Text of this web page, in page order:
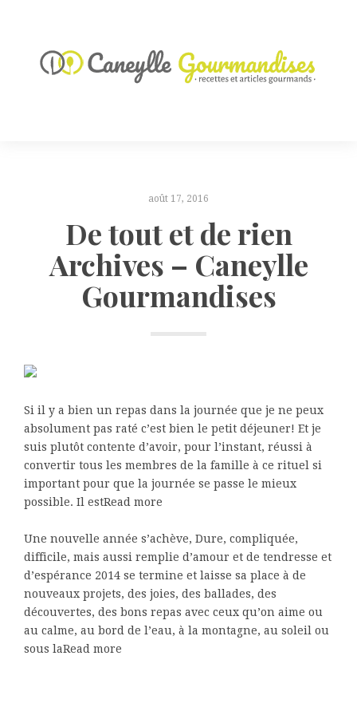
août 17, 2016
De tout et de rien
Archives – Caneylle
Gourmandises
Si il y a bien un repas dans la journée que je ne peux
absolument pas raté c’est bien le petit déjeuner! Et je
suis plutôt contente d’avoir, pour l’instant, réussi à
convertir tous les membres de la famille à ce rituel si
important pour que la journée se passe le mieux
possible. Il estRead more
Une nouvelle année s’achève, Dure, compliquée,
difficile, mais aussi remplie d’amour et de tendresse et
d’espérance 2014 se termine et laisse sa place à de
nouveaux projets, des joies, des ballades, des
découvertes, des bons repas avec ceux qu’on aime ou
au calme, au bord de l’eau, à la montagne, au soleil ou
sous laRead more